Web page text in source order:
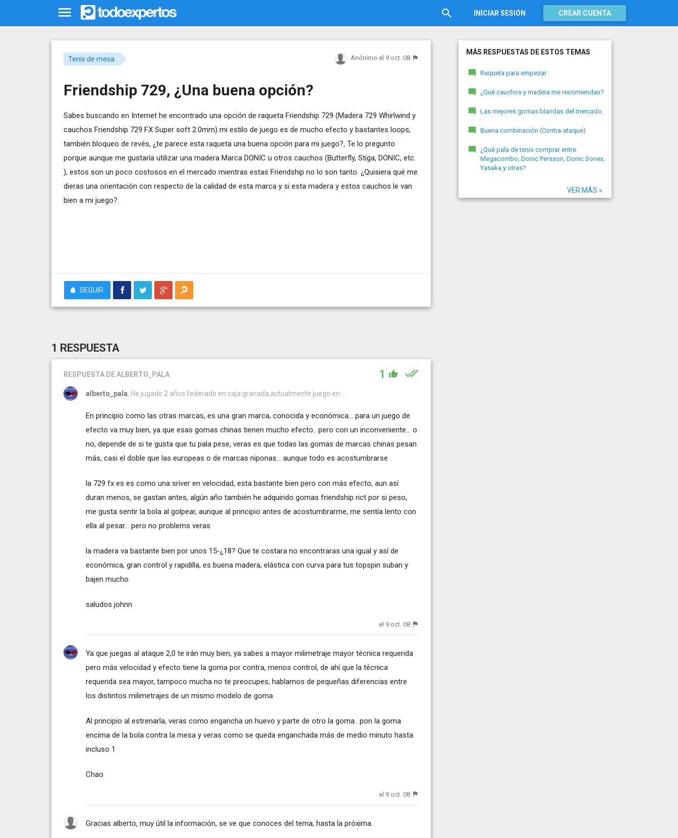
INICIAR SESIÓN CREAR CUENTA
Tenis de mesa Anónimo el 9 oct. 08
Friendship 729, ¿Una buena opción?
Sabes buscando en Internet he encontrado una opción de raqueta Friendship 729 (Madera 729 Whirlwind y
cauchos Friendship 729 FX Super soft 2.0mm) mi estilo de juego es de mucho efecto y bastantes loops,
también bloqueo de revés, ¿te parece esta raqueta una buena opción para mi juego?, Te lo pregunto
porque aunque me gustaría utilizar una madera Marca DONIC u otros cauchos (Butterfly, Stiga, DONIC, etc.
), estos son un poco costosos en el mercado mientras estas Friendship no lo son tanto. ¿Quisiera qué me
dieras una orientación con respecto de la calidad de esta marca y si esta madera y estos cauchos le van
bien a mi juego?.
SEGUIR
1 RESPUESTA
RESPUESTA DE ALBERTO_PALA 1
alberto_pala, He jugado 2 años federado en caja granada,actualmente juego en...
En principio como las otras marcas, es una gran marca, conocida y económica... para un juego de
efecto va muy bien, ya que esas gomas chinas tienen mucho efecto.. pero con un inconveniente... o
no, depende de si te gusta que tu pala pese, veras es que todas las gomas de marcas chinas pesan
más, casi el doble que las europeas o de marcas niponas... aunque todo es acostumbrarse
la 729 fx es es como una sriver en velocidad, esta bastante bien pero con más efecto, aun así
duran menos, se gastan antes, algún año también he adquirido gomas friendship rict por si peso,
me gusta sentir la bola al golpear, aunque al principio antes de acostumbrarme, me sentía lento con
ella al pesar... pero no problems veras
la madera va bastante bien por unos 15-¿18? Que te costara no encontraras una igual y así de
económica, gran control y rapidilla, es buena madera, elástica con curva para tus topspin suban y
bajen mucho
saludos johnn
el 9 oct. 08
Ya que juegas al ataque 2,0 te irán muy bien, ya sabes a mayor milimetraje mayor técnica requerida
pero más velocidad y efecto tiene la goma por contra, menos control, de ahí que la técnica
requerida sea mayor, tampoco mucha no te preocupes, hablamos de pequeñas diferencias entre
los distintos milimetrajes de un mismo modelo de goma
Al principio al estrenarla, veras como engancha un huevo y parte de otro la goma.. pon la goma
encima de la bola contra la mesa y veras como se queda enganchada más de medio minuto hasta
incluso 1
Chao
el 9 oct. 08
Gracias alberto, muy útil la información, se ve que conoces del tema, hasta la próxima.
MÁS RESPUESTAS DE ESTOS TEMAS
Raqueta para empezar
¿Qué cauchos y madera me recomiendan?
Las mejores gomas blandas del mercado..
Buena combinación (Contra-ataque)
¿Qué pala de tenis comprar entre
Megacombo, Donic Persson, Donic Sonex,
Yasaka y otras?
VER MÁS »